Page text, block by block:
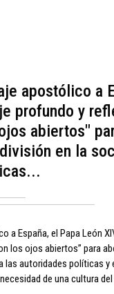
apostólico a
profundo y
abiertos"
en la
a España, el Papa León
los ojos abiertos” para
las autoridades políticas
de una cultura